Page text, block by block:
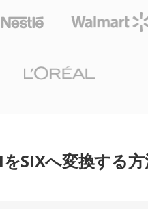
SIXへ変換する